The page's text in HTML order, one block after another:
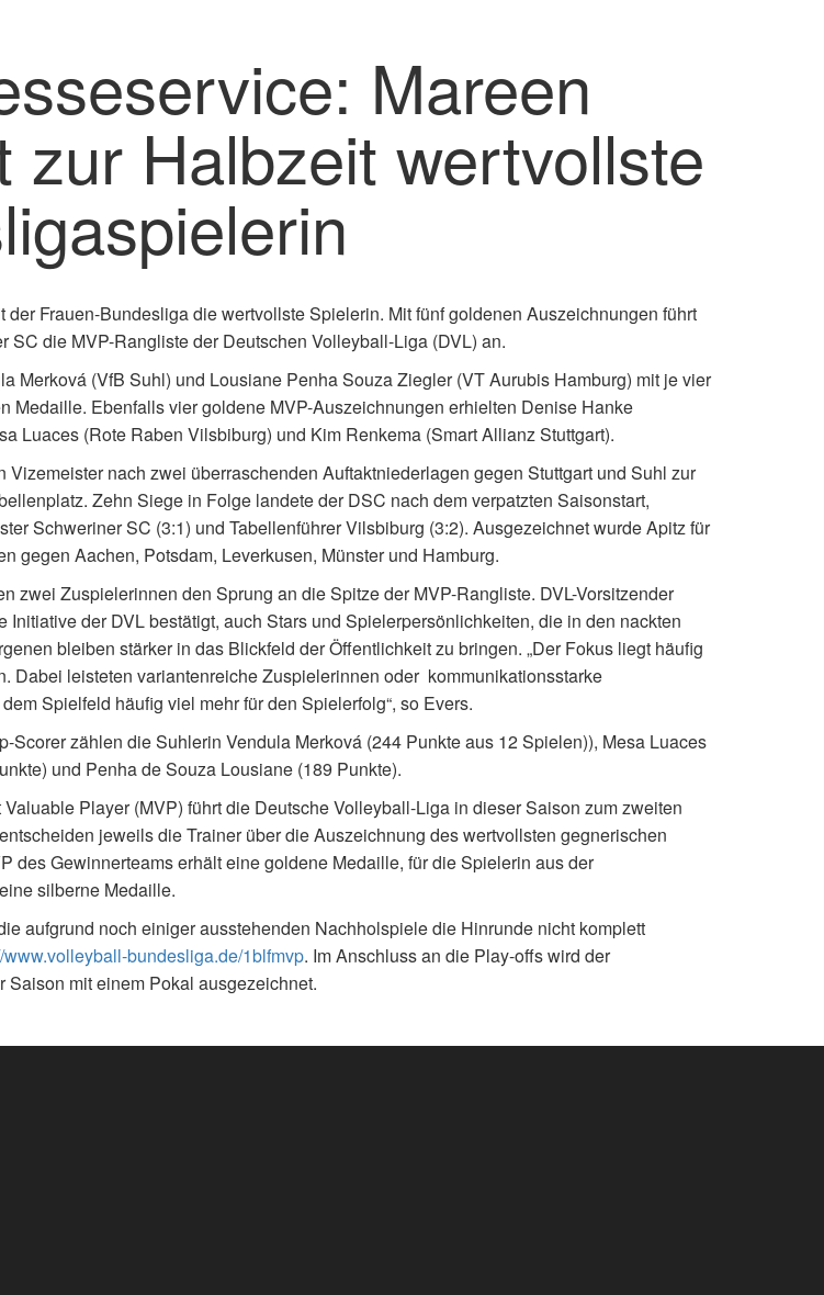
Mareen
zur Halbzeit wertvollste
der Frauen-Bundesliga die wertvollste Spielerin. Mit fünf goldenen Auszeichnungen führt
SC die MVP-Rangliste der Deutschen Volleyball-Liga (DVL) an.
Merková (VfB Suhl) und Lousiane Penha Souza Ziegler (VT Aurubis Hamburg) mit je vier
Medaille. Ebenfalls vier goldene MVP-Auszeichnungen erhielten Denise Hanke
Luaces (Rote Raben Vilsbiburg) und Kim Renkema (Smart Allianz Stuttgart).
Vizemeister nach zwei überraschenden Auftaktniederlagen gegen Stuttgart und Suhl zur
Zehn Siege in Folge landete der DSC nach dem verpatzten Saisonstart,
Schweriner SC (3:1) und Tabellenführer Vilsbiburg (3:2). Ausgezeichnet wurde Apitz für
gegen Aachen, Potsdam, Leverkusen, Münster und Hamburg.
zwei Zuspielerinnen den Sprung an die Spitze der MVP-Rangliste. DVL-Vorsitzender
Initiative der DVL bestätigt, auch Stars und Spielerpersönlichkeiten, die in den nackten
bleiben stärker in das Blickfeld der Öffentlichkeit zu bringen. „Der Fokus liegt häufig
Dabei leisteten variantenreiche Zuspielerinnen oder kommunikationsstarke
Spielfeld häufig viel mehr für den Spielerfolg“, so Evers.
Scorer zählen die Suhlerin Vendula Merková (244 Punkte aus 12 Spielen)), Mesa Luaces
und Penha de Souza Lousiane (189 Punkte).
Player (MVP) führt die Deutsche Volleyball-Liga in dieser Saison zum zweiten
jeweils die Trainer über die Auszeichnung des wertvollsten gegnerischen
des Gewinnerteams erhält eine goldene Medaille, für die Spielerin aus der
silberne Medaille.
aufgrund noch einiger ausstehenden Nachholspiele die Hinrunde nicht komplett
www.volleyball-bundesliga.de/1blfmvp. Im Anschluss an die Play-offs wird der
Saison mit einem Pokal ausgezeichnet.